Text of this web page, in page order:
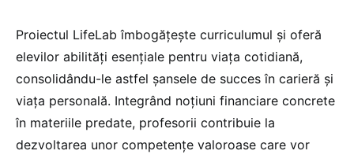
Proiectul LifeLab îmbogățește curriculumul și oferă
elevilor abilități esențiale pentru viața cotidiană,
consolidându-le astfel șansele de succes în carieră și
viața personală. Integrând noțiuni financiare concrete
în materiile predate, profesorii contribuie la
dezvoltarea unor competențe valoroase care vor